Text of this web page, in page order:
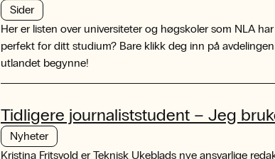
Sider
Her er listen over universiteter og høgskoler som NLA
perfekt for ditt studium? Bare klikk deg inn på
utlandet begynne!
Tidligere journaliststudent – Jeg
Nyheter
Kristina Fritsvold er Teknisk Ukeblads nye ansvarlige